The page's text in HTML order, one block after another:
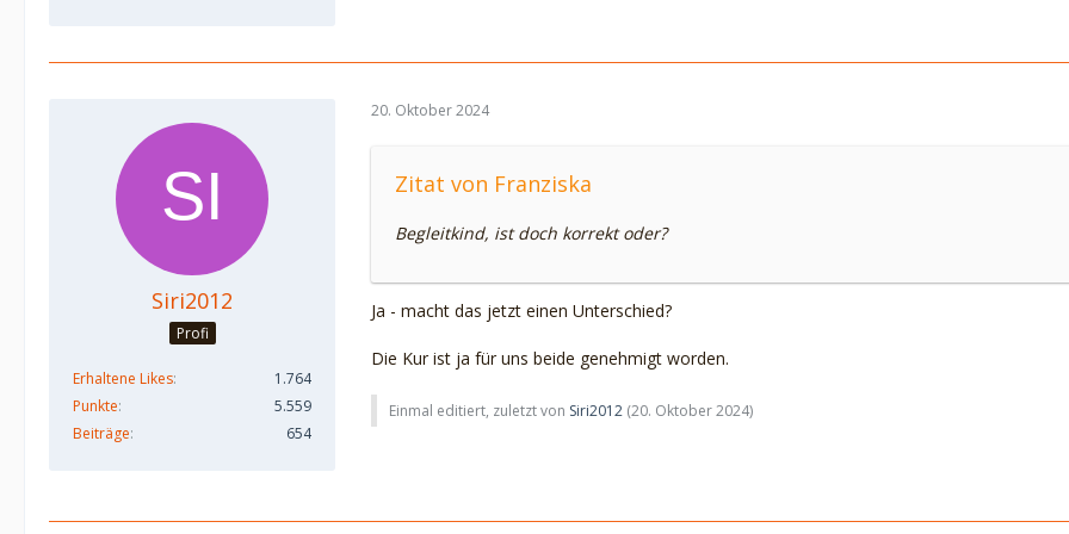
Siri2012
Profi
Erhaltene Likes
1.764
Punkte
5.559
Beiträge
654
20. Oktober 2024
Zitat von Franziska
Begleitkind, ist doch korrekt oder?
Ja - macht das jetzt einen Unterschied?
Die Kur ist ja für uns beide genehmigt worden.
Einmal editiert, zuletzt von Siri2012 (20. Oktober 2024)